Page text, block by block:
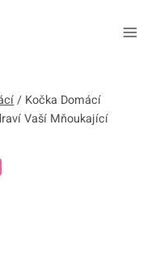
/ Kočka Domácí
Vaší Mňoukající